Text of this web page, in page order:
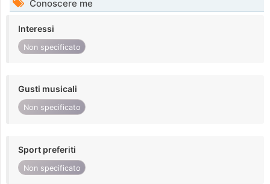
Conoscere me
Interessi
Non specificato
Gusti musicali
Non specificato
Sport preferiti
Non specificato